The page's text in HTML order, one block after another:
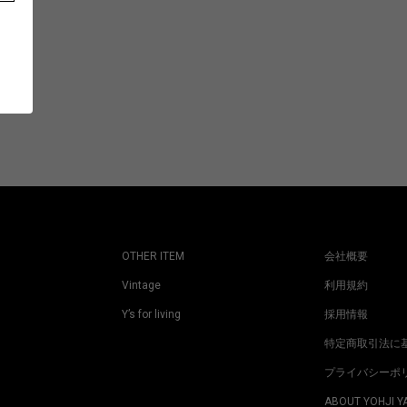
OTHER ITEM
Vintage
Y’s for living
会社概要
利用規約
採用情報
特定商取引法に
プライバシーポ
ABOUT YOHJI